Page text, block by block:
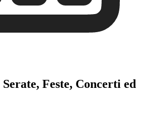
Feste, Concerti ed